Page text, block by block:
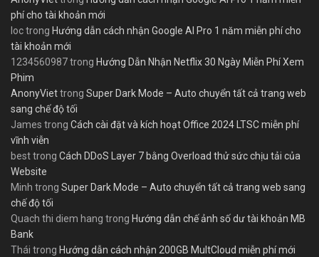
phí cho tài khoản mới
loctrong Hướng dẫn cách nhận Google AI Pro 1 năm miễn phí cho
tài khoản mới
1234560987trong Hướng Dẫn Nhận Netflix 30 Ngày Miễn Phí Xem
Phim
AnonyViettrong Super Dark Mode – Auto chuyển tất cả trang web
sang chế độ tối
James trong Cách cài đặt và kích hoạt Office 2024 LTSC miễn phí
vĩnh viễn
besttrong Cách DDoS Layer 7 bằng Overload thử sức chịu tải của
Website
Minh trong Super Dark Mode – Auto chuyển tất cả trang web sang
chế độ tối
Quach thi diem hang trong Hướng dẫn chế ảnh số dư tài khoản MB
Bank
Thái trong Hướng dẫn cách nhận 200GB MultCloud miễn phí mới